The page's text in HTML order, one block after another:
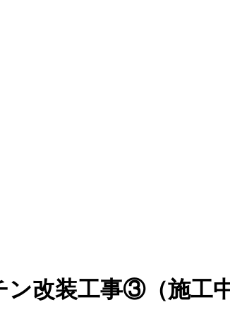
ン改装工事③（施工